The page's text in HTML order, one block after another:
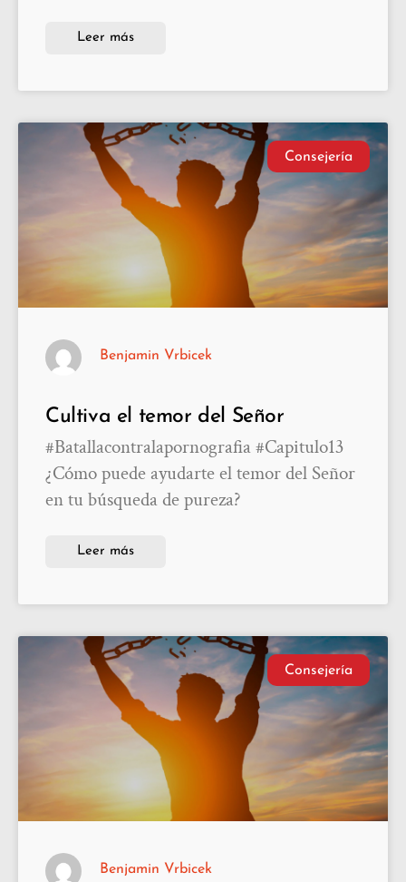
Leer más
Consejería
Cultiva el temor del Señor
#Batallacontralapornografia #Capitulo13
¿Cómo puede ayudarte el temor del Señor
en tu búsqueda de pureza?
Leer más
Benjamin Vrbicek
Consejería
Benjamin Vrbicek